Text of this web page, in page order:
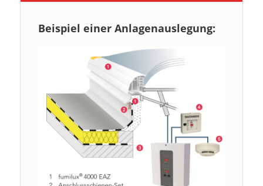
Beispiel einer Anlagenauslegung: